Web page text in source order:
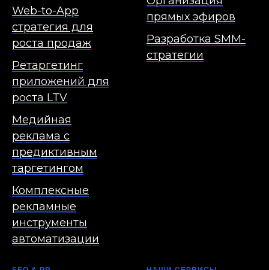
Web-to-App
стратегия для
роста продаж
Ретаргетинг
приложений для
роста LTV
Медийная
реклама с
предиктивным
таргетингом
Комплексные
рекламные
инструменты
автоматизации
прямых эфиров
Разработка SMM-
стратегии